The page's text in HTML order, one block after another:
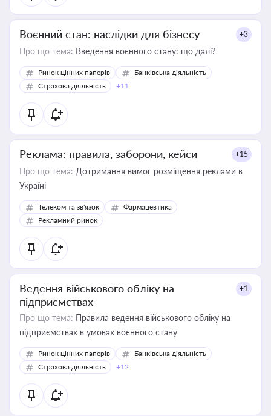
Воєнний стан: наслідки для бізнесу +3
Про що тема: Введення воєнного стану: що далі?
Ринок цінних паперів
Банківська діяльність
Страхова діяльність
+11
Реклама: правила, заборони, кейси +15
Про що тема: Дотримання вимог розміщення реклами в
Україні
Телеком та зв'язок
Фармацевтика
Рекламний ринок
Ведення військового обліку на
підприємствах
+1
Про що тема: Правила ведення військового обліку на
підприємствах в умовах воєнного стану
Ринок цінних паперів
Банківська діяльність
Страхова діяльність
+12